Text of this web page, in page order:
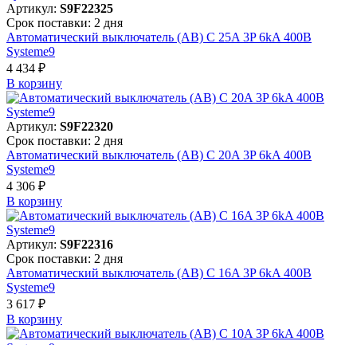
Артикул: S9F22325
Срок поставки: 2 дня
Автоматический выключатель (АВ) C 25A 3P 6kA 400В
Systeme9
4 434 ₽
В корзинy
Артикул: S9F22320
Срок поставки: 2 дня
Автоматический выключатель (АВ) C 20A 3P 6kA 400В
Systeme9
4 306 ₽
В корзинy
Артикул: S9F22316
Срок поставки: 2 дня
Автоматический выключатель (АВ) C 16A 3P 6kA 400В
Systeme9
3 617 ₽
В корзинy